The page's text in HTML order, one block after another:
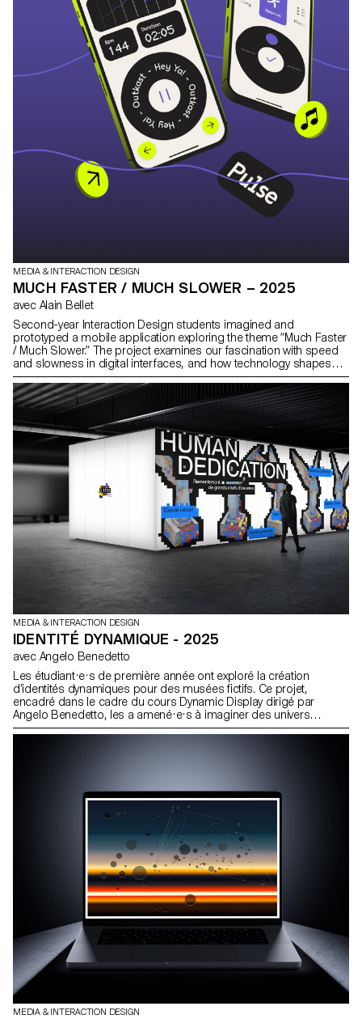
MEDIA & INTERACTION DESIGN
MUCH FASTER / MUCH SLOWER – 2025
avec Alain Bellet
Second-year Interaction Design students imagined and
prototyped a mobile application exploring the theme “Much Faster
/ Much Slower.” The project examines our fascination with speed
and slowness in digital interfaces, and how technology shapes
our perception of time, attention, and communication. Building on
this tension, students developed app concepts that propose
alternative ways of communicating, consuming, or creating
content, where rhythm becomes a central element of interaction
design. Each project takes the form of an interactive prototype,
offering a distinctive and sometimes deliberately non-immediate
experience that questions our everyday digital habits.
MEDIA & INTERACTION DESIGN
IDENTITÉ DYNAMIQUE - 2025
avec Angelo Benedetto
Les étudiant·e·s de première année ont exploré la création
d’identités dynamiques pour des musées fictifs. Ce projet,
encadré dans le cadre du cours Dynamic Display dirigé par
Angelo Benedetto, les a amené·e·s à imaginer des univers
graphiques qui expriment le caractère unique de chaque site
MEDIA & INTERACTION DESIGN